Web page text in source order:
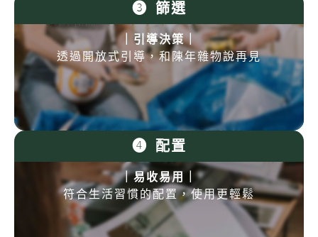
❸ 篩選​
｜引導決策｜
透過開放式引導，和陳年雜物說再見
❹ 配置​
｜易收易用｜
符合生活習慣的配置，使用更輕鬆